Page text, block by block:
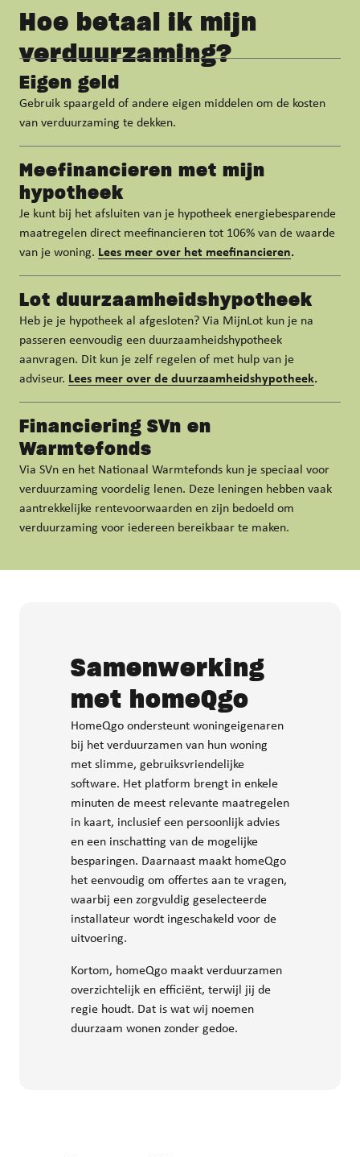
Hoe betaal ik mijn
verduurzaming?
Eigen geld
Gebruik spaargeld of andere eigen middelen om de kosten
van verduurzaming te dekken.
Meefinancieren met mijn
hypotheek
Je kunt bij het afsluiten van je hypotheek energiebesparende
maatregelen direct meefinancieren tot 106% van de waarde
van je woning. Lees meer over het meefinancieren.
Lot duurzaamheidshypotheek
Heb je je hypotheek al afgesloten? Via MijnLot kun je na
passeren eenvoudig een duurzaamheidshypotheek
aanvragen. Dit kun je zelf regelen of met hulp van je
adviseur. Lees meer over de duurzaamheidshypotheek.
Financiering SVn en
Warmtefonds
Via SVn en het Nationaal Warmtefonds kun je speciaal voor
verduurzaming voordelig lenen. Deze leningen hebben vaak
aantrekkelijke rentevoorwaarden en zijn bedoeld om
verduurzaming voor iedereen bereikbaar te maken.
Samenwerking
met homeQgo
HomeQgo ondersteunt woningeigenaren
bij het verduurzamen van hun woning
met slimme, gebruiksvriendelijke
software. Het platform brengt in enkele
minuten de meest relevante maatregelen
in kaart, inclusief een persoonlijk advies
en een inschatting van de mogelijke
besparingen. Daarnaast maakt homeQgo
het eenvoudig om offertes aan te vragen,
waarbij een zorgvuldig geselecteerde
installateur wordt ingeschakeld voor de
uitvoering.
Kortom, homeQgo maakt verduurzamen
overzichtelijk en efficiënt, terwijl jij de
regie houdt. Dat is wat wij noemen
duurzaam wonen zonder gedoe.